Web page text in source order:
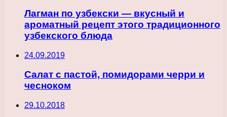
Лагман по узбекски — вкусный и
ароматный рецепт этого традиционного
узбекского блюда
24.09.2019
Салат с пастой, помидорами черри и
чесноком
29.10.2018